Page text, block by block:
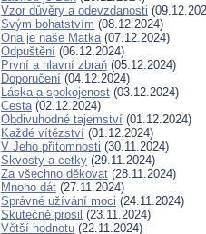
Vzor důvěry a odevzdanosti
Svým bohatstvím (08.12.2024)
Ona je naše Matka(07.12.2024)
Odpuštění (06.12.2024)
První a hlavní zbraň (05.12.2024)
Doporučení (04.12.2024)
Láska a spokojenost (03.12.2024)
Cesta(02.12.2024)
Obdivuhodné tajemství (01.12.2024)
Každé vítězství (01.12.2024)
V Jeho přítomnosti (30.11.2024)
Skvosty a cetky (29.11.2024)
Za všechno děkovat (28.11.2024)
Mnoho dát (27.11.2024)
Správné užívání moci (24.11.2024)
Skutečně prosil (23.11.2024)
Větší hodnotu (22.11.2024)